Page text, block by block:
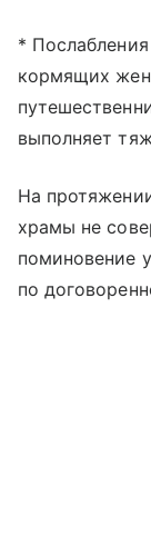
*
кормящих
выполняет
На
храмы не
поминовение
по